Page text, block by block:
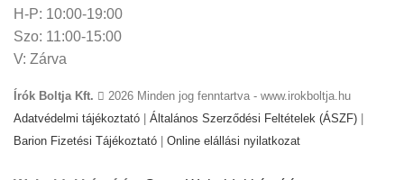
H-P: 10:00-19:00
Szo: 11:00-15:00
V: Zárva
Írók Boltja Kft.
2026 Minden jog fenntartva - www.irokboltja.hu
Adatvédelmi tájékoztató
Általános Szerződési Feltételek (ÁSZF)
Barion Fizetési Tájékoztató
Online elállási nyilatkozat